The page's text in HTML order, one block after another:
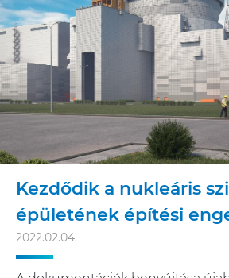
Kezdődik a nukleáris
épületének építési
2022.02.04.